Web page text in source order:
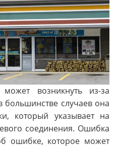
возникнуть из-за
случаев она
который указывает на
соединения. Ошибка
ошибке, которое может